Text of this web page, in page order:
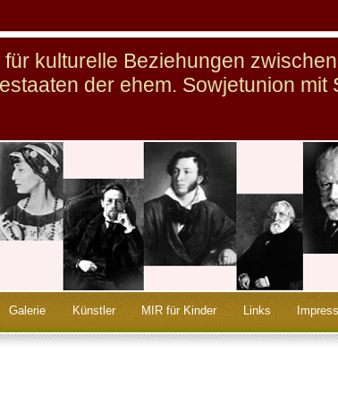
für kulturelle Beziehungen
der ehem. Sowjetunion
Galerie Künstler MIR für Kinder Links